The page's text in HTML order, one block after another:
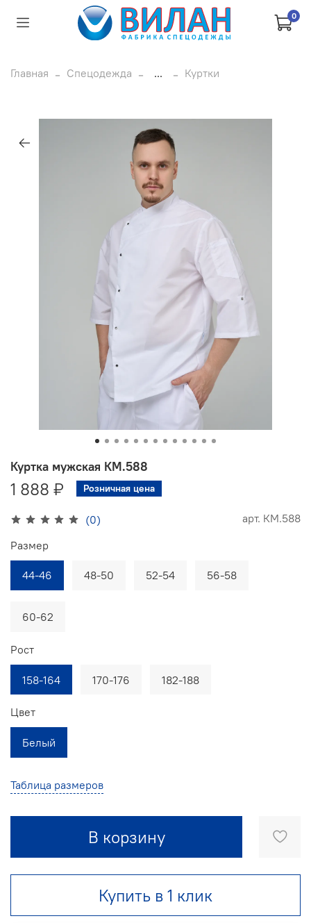
0
Главная Спецодежда ... Куртки
(0) арт. КМ.588
Куртка мужская КМ.588
1 888 ₽ Розничная цена
Таблица размеров
В корзину
Купить в 1 клик
Размер
44-46 48-50 52-54 56-58
60-62
Рост
158-164 170-176 182-188
Цвет
Белый